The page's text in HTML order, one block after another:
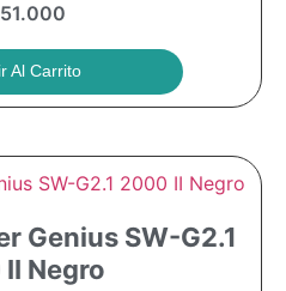
Al Carrito
Genius SW-G2.1
Negro